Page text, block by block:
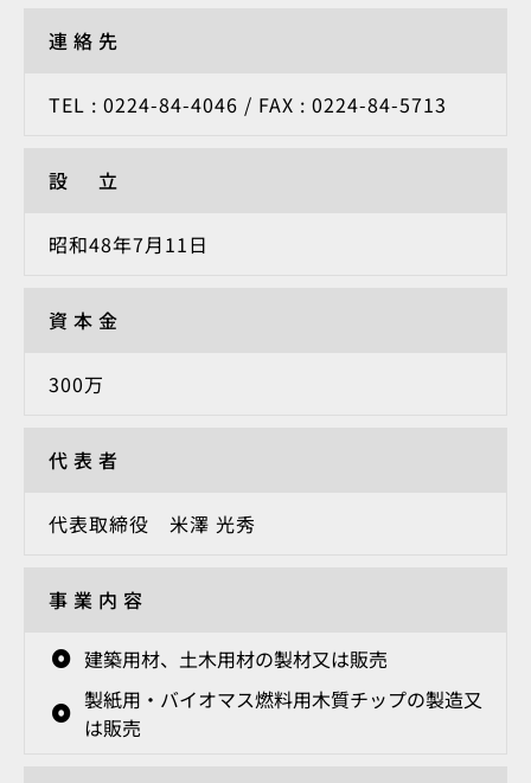
連絡先
TEL : 0224-84-4046 / FAX : 0224-84-5713
設 立
昭和48年7月11日
資本金
300万
代表者
代表取締役 米澤 光秀
事業内容
建築用材、土木用材の製材又は販売
製紙用・バイオマス燃料用木質チップの製造又
は販売